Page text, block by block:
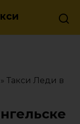
» Такси Леди в